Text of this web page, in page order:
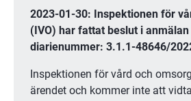
2023-01-30: Inspektionen för
(IVO) har fattat beslut i
diarienummer: 3.1.1-48646/
Inspektionen för vård och
ärendet och kommer inte att